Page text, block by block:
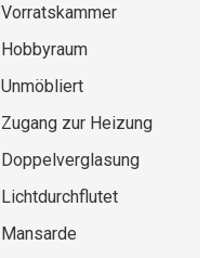
Vorratskammer
Hobbyraum
Unmöbliert
Zugang zur Heizung
Doppelverglasung
Lichtdurchflutet
Mansarde